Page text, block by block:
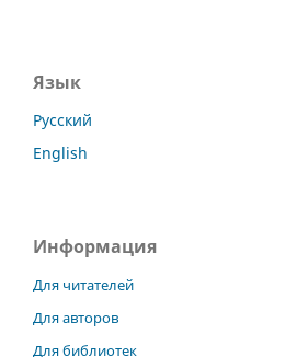
Язык
Русский
English
Информация
Для читателей
Для авторов
Для библиотек